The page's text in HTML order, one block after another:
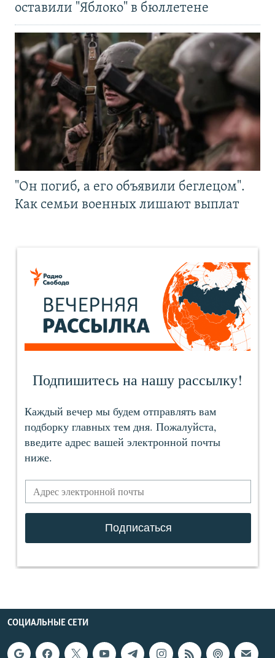
оставили "Яблоко" в бюллетене
"Он погиб, а его объявили беглецом".
Как семьи военных лишают выплат
СОЦИАЛЬНЫЕ СЕТИ